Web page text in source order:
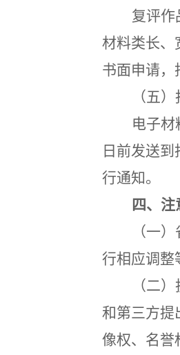
复评作
材料类长、
书面申请，
（五）
电子材
日前发送
行通知。
四、 注
（一）
行相应调整
（二）
和第三方提
像权、名誉